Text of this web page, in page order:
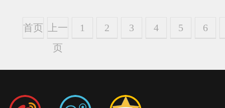
首页
上一
页
1 2 3 4 5 6